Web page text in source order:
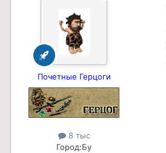
Почетные Герцоги
8 тыс
Город:Бу